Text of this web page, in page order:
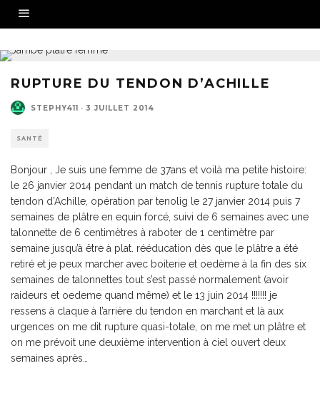
RUPTURE DU TENDON D’ACHILLE
STEPHY411 · 3 JUILLET 2014
SANTÉ
Bonjour , Je suis une femme de 37ans et voilà ma petite histoire:
le 26 janvier 2014 pendant un match de tennis rupture totale du
tendon d’Achille, opération par tenolig le 27 janvier 2014 puis 7
semaines de plâtre en equin forcé, suivi de 6 semaines avec une
talonnette de 6 centimètres à raboter de 1 centimètre par
semaine jusqu’à être à plat. rééducation dès que le plâtre a été
retiré et je peux marcher avec boiterie et oedème à la fin des six
semaines de talonnettes tout s’est passé normalement (avoir
raideurs et oedeme quand même) et le 13 juin 2014 !!!!!!! je
ressens à claque à l’arrière du tendon en marchant et là aux
urgences on me dit rupture quasi-totale, on me met un plâtre et
on me prévoit une deuxième intervention à ciel ouvert deux
semaines après…